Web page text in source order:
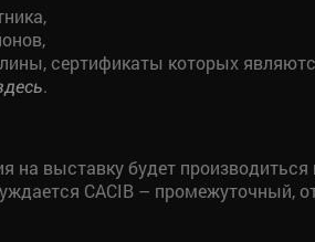
сертификаты которых
.
на выставку будет
CACIB – промежуточный,